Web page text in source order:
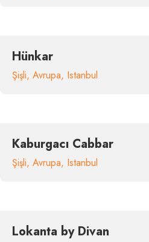
Hünkar
Şişli, Avrupa, Istanbul
Kaburgacı Cabbar
Şişli, Avrupa, Istanbul
Lokanta by Divan